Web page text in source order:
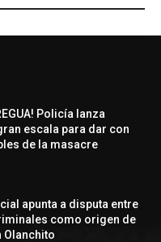
Policía lanza
escala para dar con
de la masacre
apunta a disputa entre
como origen de
Olanchito